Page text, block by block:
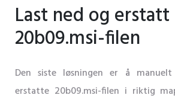
Last ned og erstatt
20b09.msi-filen
Den siste løsningen er å
erstatte 20b09.msi-filen i riktig